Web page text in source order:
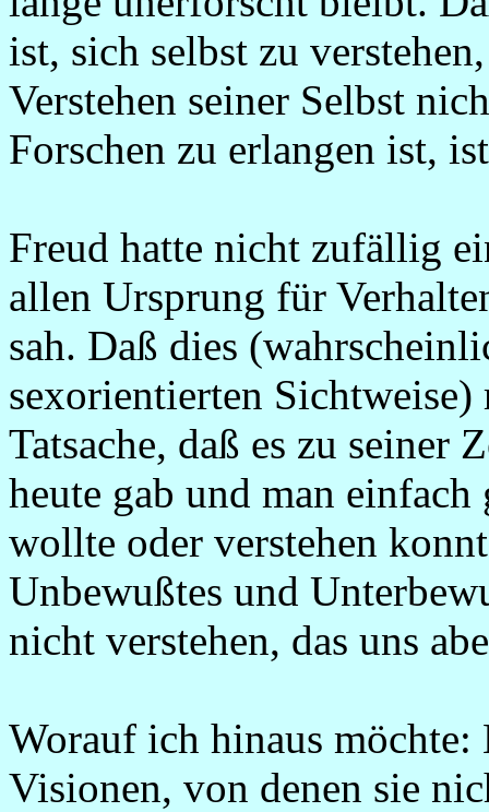
ist, sich selbst zu
Verstehen seiner Selbst
Forschen zu erlangen ist,
Freud hatte nicht zufällig
allen Ursprung für
sah. Daß dies
sexorientierten
Tatsache, daß es zu seiner
heute gab und man
wollte oder verstehen
Unbewußtes und
nicht verstehen, das uns
Worauf ich hinaus möchte:
Visionen, von denen sie